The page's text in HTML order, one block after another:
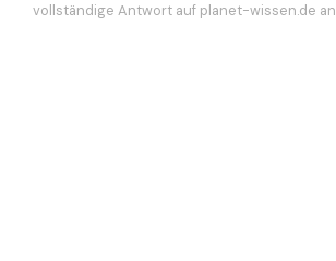
vollständige Antwort auf planet-wissen.de an